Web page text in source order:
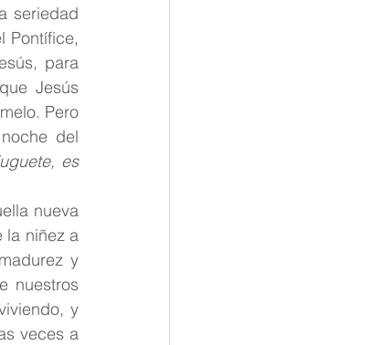
seriedad
Pontífice,
para
Jesús
Pero
del
es
nueva
la niñez a
y
nuestros
y
veces a